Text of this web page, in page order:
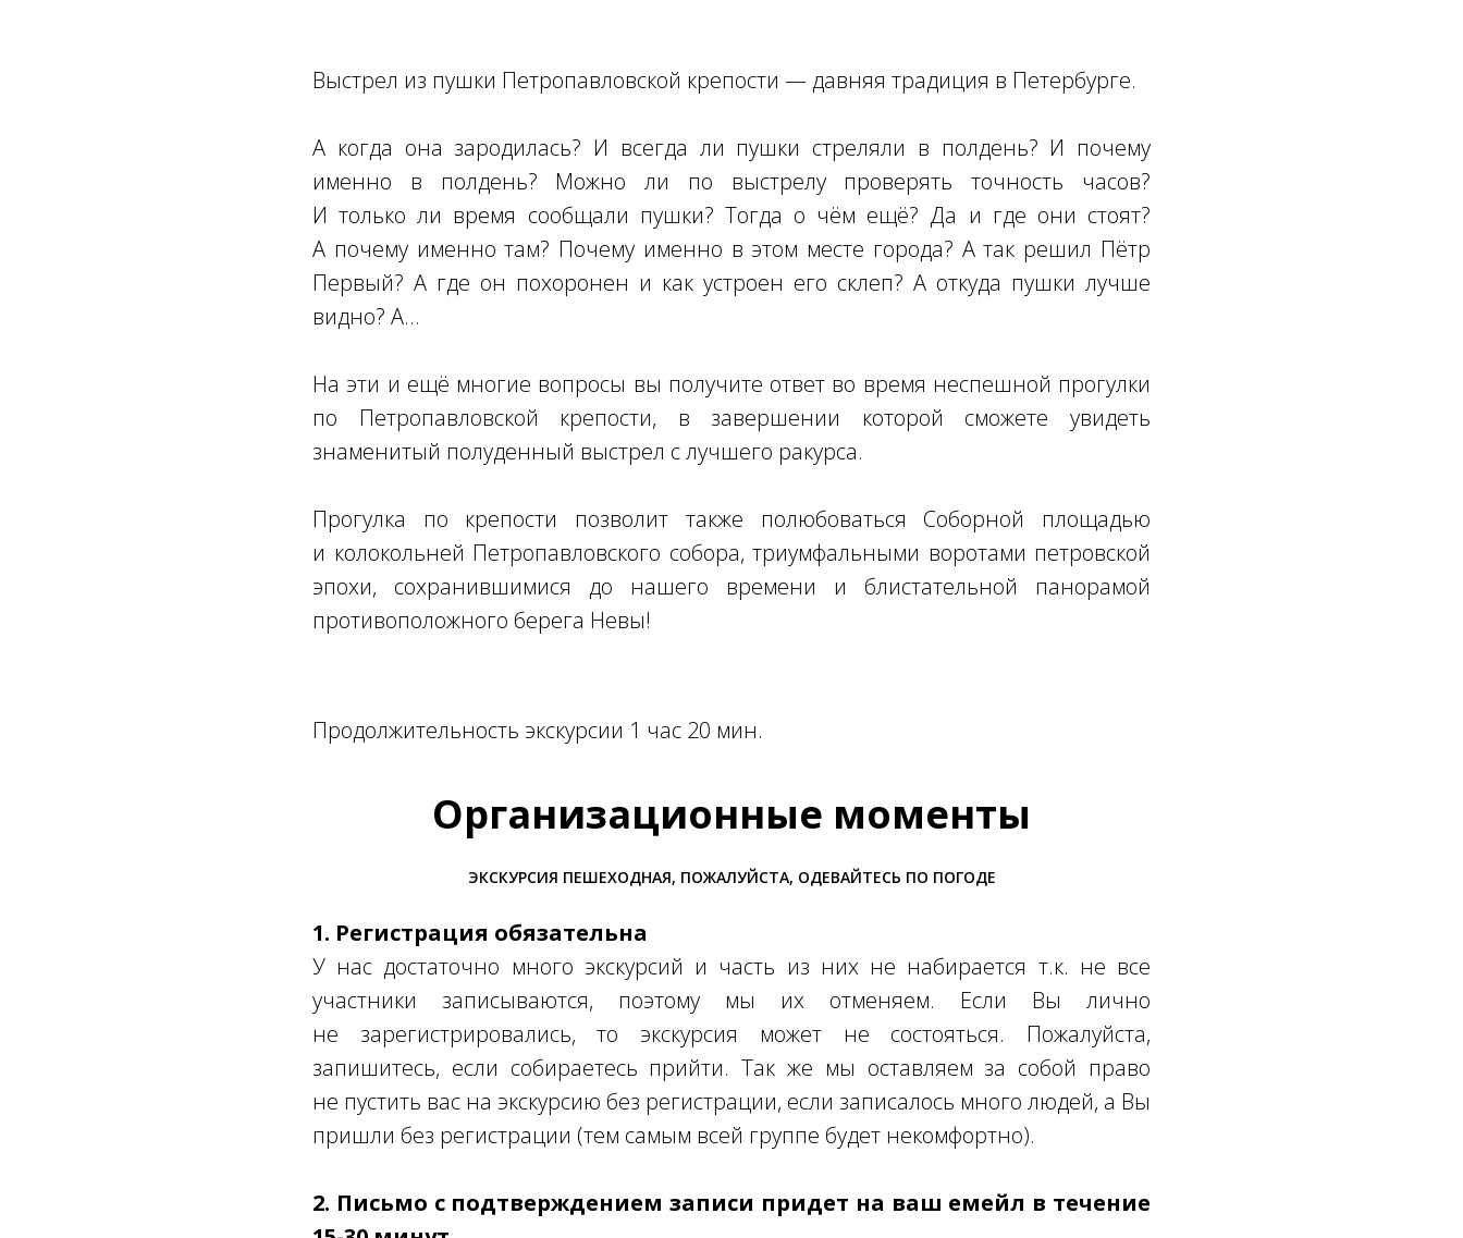
Выстрел из пушки Петропавловской крепости — давняя традиция в Петербурге.
А когда она зародилась? И всегда ли пушки стреляли в полдень? И почему
именно в полдень? Можно ли по выстрелу проверять точность часов?
И только ли время сообщали пушки? Тогда о чём ещё? Да и где они стоят?
А почему именно там? Почему именно в этом месте города? А так решил Пётр
Первый? А где он похоронен и как устроен его склеп? А откуда пушки лучше
видно? А...
На эти и ещё многие вопросы вы получите ответ во время неспешной прогулки
по Петропавловской крепости, в завершении которой сможете увидеть
знаменитый полуденный выстрел с лучшего ракурса.
Прогулка по крепости позволит также полюбоваться Соборной площадью
и колокольней Петропавловского собора, триумфальными воротами петровской
эпохи, сохранившимися до нашего времени и блистательной панорамой
противоположного берега Невы!
Продолжительность экскурсии 1 час 20 мин.
Организационные моменты
ЭКСКУРСИЯ ПЕШЕХОДНАЯ, ПОЖАЛУЙСТА, ОДЕВАЙТЕСЬ ПО ПОГОДЕ
1. Регистрация обязательна
У нас достаточно много экскурсий и часть из них не набирается т.к. не все
участники записываются, поэтому мы их отменяем. Если Вы лично
не зарегистрировались, то экскурсия может не состояться. Пожалуйста,
запишитесь, если собираетесь прийти. Так же мы оставляем за собой право
не пустить вас на экскурсию без регистрации, если записалось много людей, а Вы
пришли без регистрации (тем самым всей группе будет некомфортно).
2. Письмо с подтверждением записи придет на ваш емейл в течение